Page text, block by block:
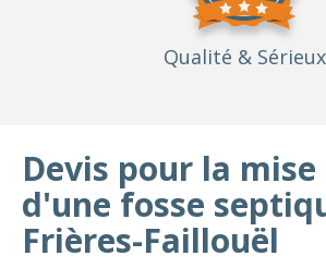
Qualité & Sérieux
Devis pour la mise
d'une fosse
Frières-Faillouël